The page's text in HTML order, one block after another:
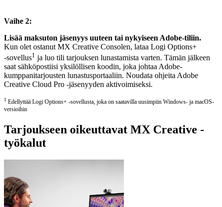
Vaihe 2:
Lisää maksuton jäsenyys uuteen tai nykyiseen Adobe-tiliin.
Kun olet ostanut MX Creative Consolen, lataa Logi Options+
‑sovellus1 ja luo tili tarjouksen lunastamista varten. Tämän jälkeen
saat sähköpostiisi yksilöllisen koodin, joka johtaa Adobe-
kumppanitarjousten lunastusportaaliin. Noudata ohjeita Adobe
Creative Cloud Pro ‑jäsenyyden aktivoimiseksi.
1 Edellyttää Logi Options+ ‑sovellusta, joka on saatavilla uusimpiin Windows- ja macOS-
versioihin
Tarjoukseen oikeuttavat MX Creative -
työkalut